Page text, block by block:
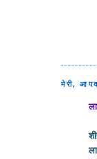
मेरी,